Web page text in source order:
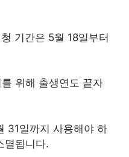
기간은 5월 18일부터
위해 출생연도 끝자
31일까지 사용해야 하
멸됩니다.